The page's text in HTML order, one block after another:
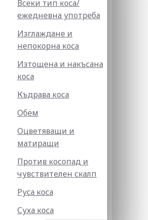
Всеки тип коса/
ежедневна употреба
Изглаждане и
непокорна коса
Изтощена и накъсана
коса
Къдрава коса
Обем
Оцветяващи и
матиращи
Против косопад и
чувствителен скалп
Руса коса
Суха коса